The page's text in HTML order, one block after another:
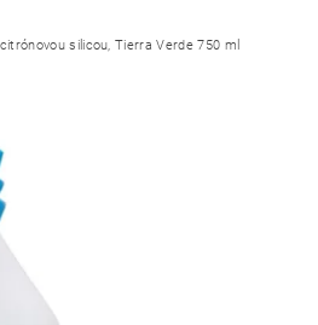
NAPÍŠTE NÁM PREDÁVANÉ
silicou, Tierra Verde 750 ml